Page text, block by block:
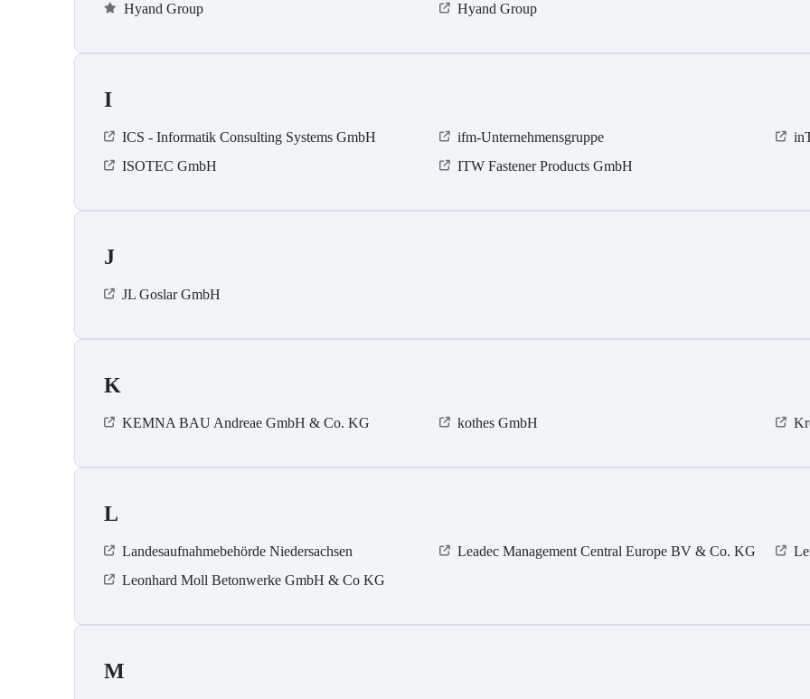
Hyand Group
Hyand Group
I
ICS - Informatik Consulting Systems GmbH ifm-Unternehmensgruppe
ISOTEC GmbH
ITW Fastener Products GmbH
J
JL Goslar GmbH
K
KEMNA BAU Andreae GmbH & Co. KG kothes GmbH
L
Landesaufnahmebehörde Niedersachsen Leadec Management Central Europe BV & Co. KG
Leonhard Moll Betonwerke GmbH & Co KG
M